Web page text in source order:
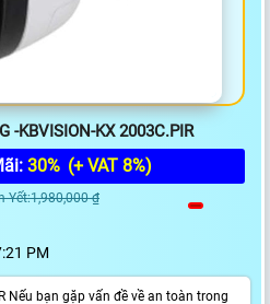
-KBVISION-KX 2003C.PIR
30% (+ VAT 8%)
Yết:1,980,000 ₫
PM
Nếu bạn gặp vấn đề về an toàn trong